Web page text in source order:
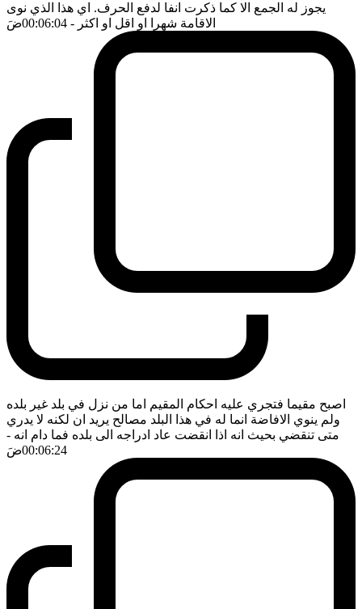
يجوز له الجمع الا كما ذكرت انفا لدفع الحرف. اي هذا الذي نوى
الاقامة شهرا او اقل او اكثر - 00:06:04 ضَ
اصبح مقيما فتجري عليه احكام المقيم اما من نزل في بلد غير بلده
ولم ينوي الافاضة انما له في هذا البلد مصالح يريد ان لكنه لا يدري
متى تنقضي بحيث انه اذا انقضت عاد ادراجه الى بلده فما دام انه -
00:06:24ضَ